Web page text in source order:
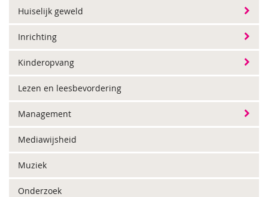
Huiselijk geweld
Inrichting
Kinderopvang
Lezen en leesbevordering
Management
Mediawijsheid
Muziek
Onderzoek